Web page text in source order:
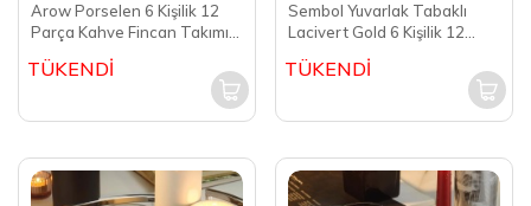
Arow Porselen 6 Kişilik 12
Parça Kahve Fincan Takımı
DC1.TR-2746
TÜKENDİ
Sembol Yuvarlak Tabaklı
Lacivert Gold 6 Kişilik 12
Parça Kahve Fincan Takımı
HAREM-440
TÜKENDİ